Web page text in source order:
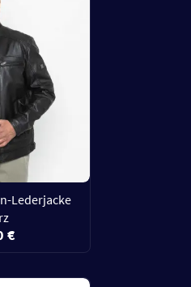
Lederjacke
€